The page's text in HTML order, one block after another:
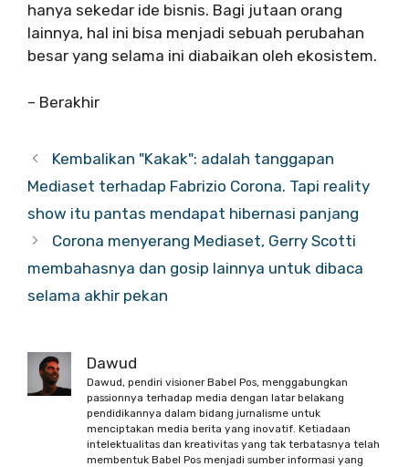
hanya sekedar ide bisnis. Bagi jutaan orang
lainnya, hal ini bisa menjadi sebuah perubahan
besar yang selama ini diabaikan oleh ekosistem.
– Berakhir
Kembalikan "Kakak": adalah tanggapan
Mediaset terhadap Fabrizio Corona. Tapi reality
show itu pantas mendapat hibernasi panjang
Corona menyerang Mediaset, Gerry Scotti
membahasnya dan gosip lainnya untuk dibaca
selama akhir pekan
Dawud
Dawud, pendiri visioner Babel Pos, menggabungkan
passionnya terhadap media dengan latar belakang
pendidikannya dalam bidang jurnalisme untuk
menciptakan media berita yang inovatif. Ketiadaan
intelektualitas dan kreativitas yang tak terbatasnya telah
membentuk Babel Pos menjadi sumber informasi yang